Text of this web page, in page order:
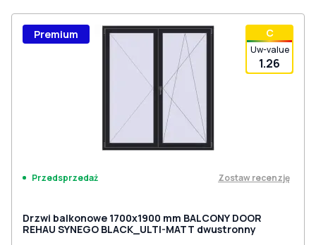
С
Uw-value
1.26
Premium
Przedsprzedaż Zostaw recenzję
Drzwi balkonowe 1700x1900 mm BALCONY DOOR
REHAU SYNEGO BLACK_ULTI-MATT dwustronny